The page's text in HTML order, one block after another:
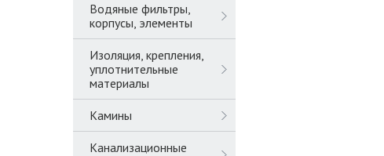
Водяные фильтры,
корпусы, элементы
Изоляция, крепления,
уплотнительные
материалы
Камины
Канализационные